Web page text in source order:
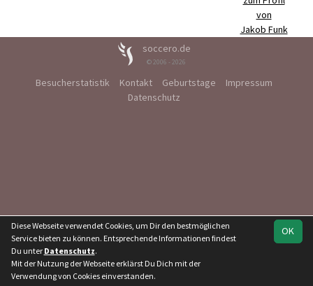
von
Jakob Funk
soccero.de
© 2006 - 2026
Besucherstatistik Kontakt Geburtstage
Impressum
Datenschutz
OK
Diese Webseite verwendet Cookies, um Dir den bestmöglichen
Service bieten zu können. Entsprechende Informationen findest
Du unter Datenschutz.
Mit der Nutzung der Webseite erklärst Du Dich mit der
Verwendung von Cookies einverstanden.